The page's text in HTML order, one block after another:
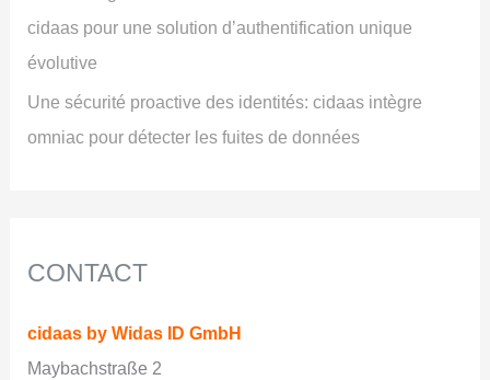
cidaas pour une solution d’authentification unique
évolutive
Une sécurité proactive des identités: cidaas intègre
omniac pour détecter les fuites de données
CONTACT
cidaas by Widas ID GmbH
Maybachstraße 2